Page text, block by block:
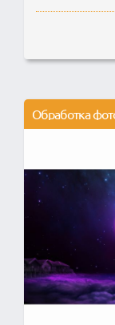
Обработка